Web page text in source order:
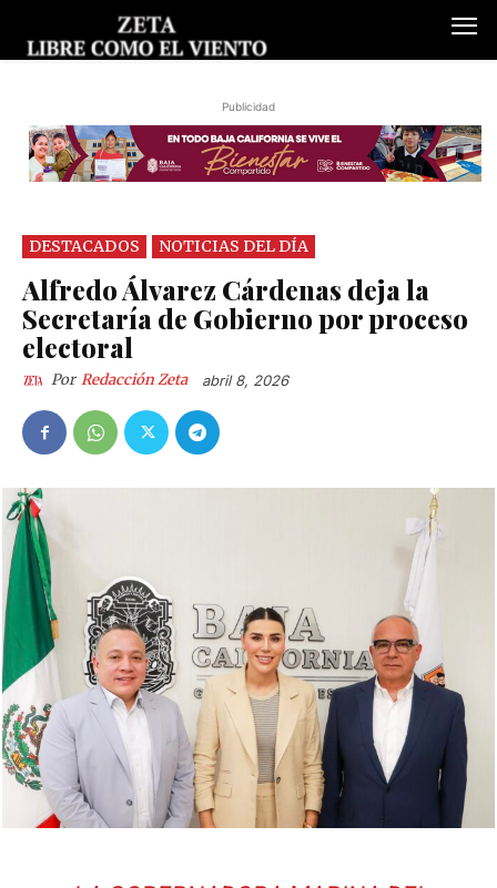
Publicidad
DESTACADOS NOTICIAS DEL DÍA
Alfredo Álvarez Cárdenas deja la
Secretaría de Gobierno por proceso
electoral
Por Redacción Zeta abril 8, 2026